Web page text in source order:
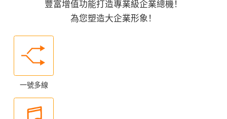
豐富增值功能打造專業級企業總機！
為您塑造大企業形象！
一號多線